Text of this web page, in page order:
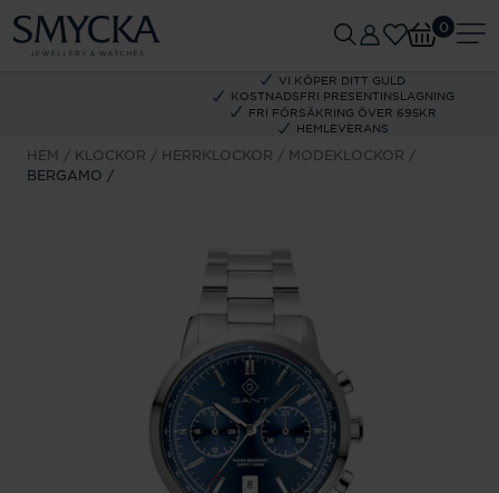
VI KÖPER DITT GULD
KOSTNADSFRI PRESENTINSLAGNING
FRI FÖRSÄKRING ÖVER 695KR
HEMLEVERANS
0
HEM KLOCKOR HERRKLOCKOR
MODEKLOCKOR
BERGAMO